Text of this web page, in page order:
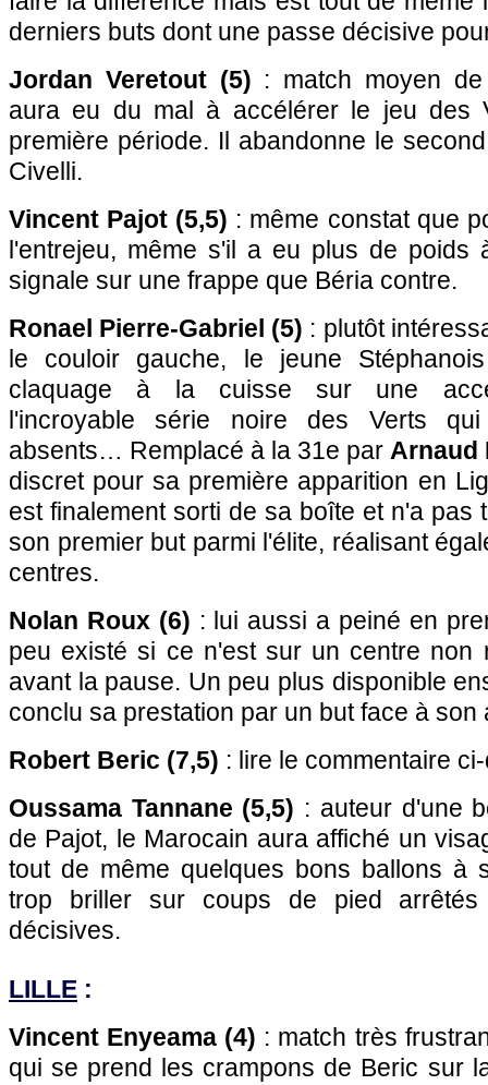
derniers buts dont une passe décisive
Jordan Veretout (5) : match moyen
aura eu du mal à accélérer le jeu des
première période. Il abandonne le
Civelli.
Vincent Pajot (5,5) : même constat que
l'entrejeu, même s'il a eu plus de poids
signale sur une frappe que Béria contre.
Ronael Pierre-Gabriel (5) : plutôt
le couloir gauche, le jeune
claquage à la cuisse sur une
l'incroyable série noire des Verts
absents… Remplacé à la 31e par Arnaud
discret pour sa première apparition en
est finalement sorti de sa boîte et n'a pas
son premier but parmi l'élite, réalisant
centres.
Nolan Roux (6) : lui aussi a peiné en
peu existé si ce n'est sur un centre non
avant la pause. Un peu plus disponible
conclu sa prestation par un but face à son
Robert Beric (7,5) : lire le commentaire
Oussama Tannane (5,5) : auteur d'une
de Pajot, le Marocain aura affiché un
tout de même quelques bons ballons à
trop briller sur coups de pied
décisives.
LILLE :
Vincent Enyeama (4) : match très
qui se prend les crampons de Beric sur